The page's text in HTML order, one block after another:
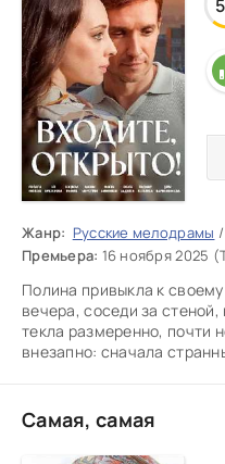
Жанр: Русские мелодрамы /
Премьера: 16 ноября 2025
Полина привыкла к
вечера, соседи за
текла размеренно, почти
внезапно: сначала
Самая, самая